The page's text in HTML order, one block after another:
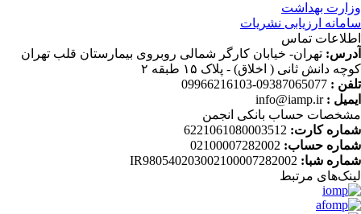
بهداشت
ارزیابی نشریات
تماس
تهران- خیابان کارگر شمالی روبروی بیمارستان قلب تهران
دانش ثانی ( اخلاق) - پلاک ۱۵ طبقه ۲
:
09387065077-09966216103
:
info@iamp.ir
حساب بانکی انجمن
کارت:6221061080003512
حساب:02100007282002
شبا:IR980540203002100007282002
مرتبط